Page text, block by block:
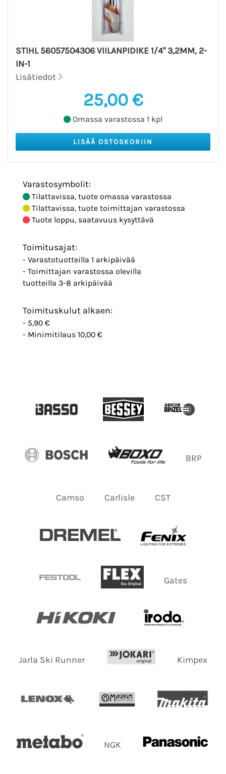
STIHL 56057504306 VIILANPIDIKE 1/4" 3,2MM, 2-
IN-1
Lisätiedot
25,00 €
Omassa varastossa 1 kpl
Varastosymbolit:
Tilattavissa, tuote omassa varastossa
Tilattavissa, tuote toimittajan varastossa
Tuote loppu, saatavuus kysyttävä
Toimitusajat:
- Varastotuotteilla 1 arkipäivää
- Toimittajan varastossa olevilla
tuotteilla 3-8 arkipäivää
Toimituskulut alkaen:
- 5,90 €
- Minimitilaus 10,00 €
BRP
Camso Carlisle CST
Gates
Jarla Ski Runner Kimpex
NGK